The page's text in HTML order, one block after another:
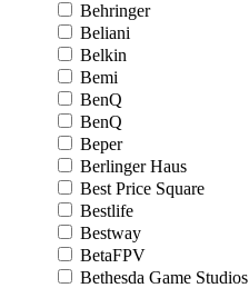
Behringer
Beliani
Belkin
Bemi
BenQ
BenQ
Beper
Berlinger Haus
Best Price Square
Bestlife
Bestway
BetaFPV
Bethesda Game Studios